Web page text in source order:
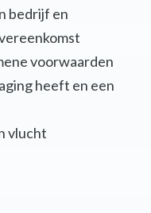
bedrijf en
voorwaarden
heeft en een
vlucht